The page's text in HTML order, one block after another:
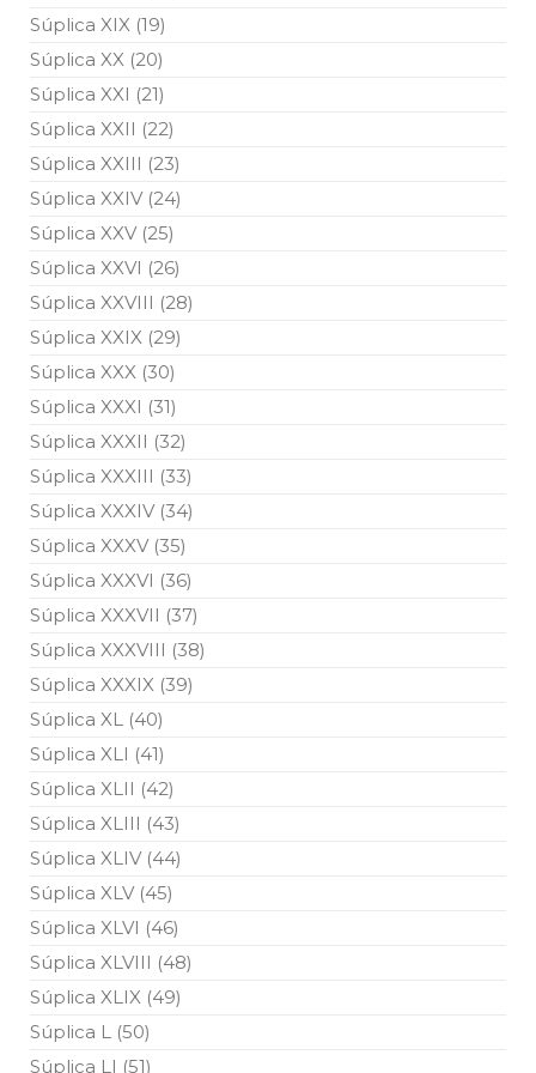
Súplica XIX (19)
Súplica XX (20)
Súplica XXI (21)
Súplica XXII (22)
Súplica XXIII (23)
Súplica XXIV (24)
Súplica XXV (25)
Súplica XXVI (26)
Súplica XXVIII (28)
Súplica XXIX (29)
Súplica XXX (30)
Súplica XXXI (31)
Súplica XXXII (32)
Súplica XXXIII (33)
Súplica XXXIV (34)
Súplica XXXV (35)
Súplica XXXVI (36)
Súplica XXXVII (37)
Súplica XXXVIII (38)
Súplica XXXIX (39)
Súplica XL (40)
Súplica XLI (41)
Súplica XLII (42)
Súplica XLIII (43)
Súplica XLIV (44)
Súplica XLV (45)
Súplica XLVI (46)
Súplica XLVIII (48)
Súplica XLIX (49)
Súplica L (50)
Súplica LI (51)